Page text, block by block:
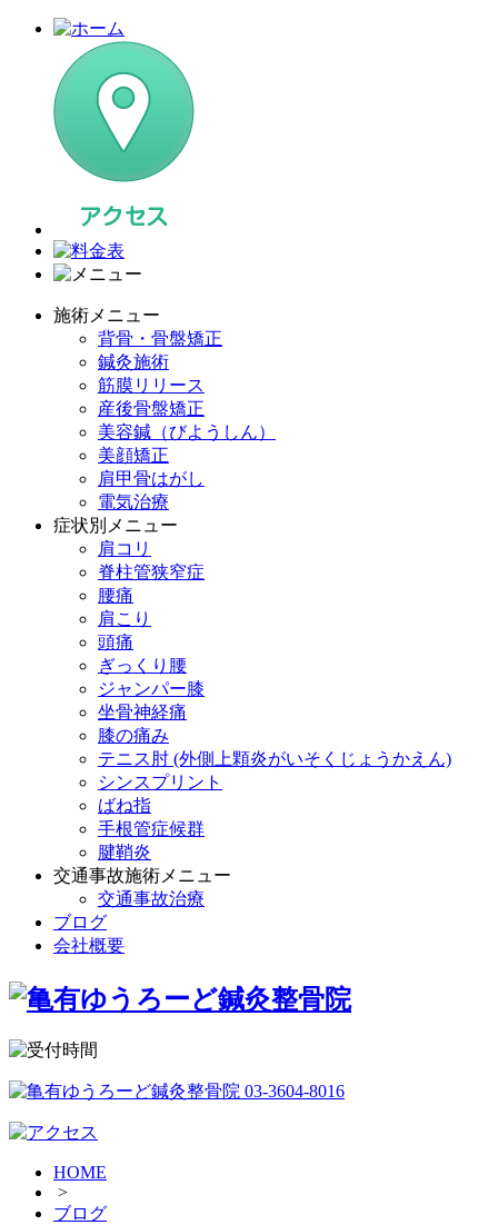
施術メニュー
背骨・骨盤矯正
鍼灸施術
筋膜リリース
産後骨盤矯正
美容鍼（びようしん）
美顔矯正
肩甲骨はがし
電気治療
症状別メニュー
肩コリ
脊柱管狭窄症
腰痛
肩こり
頭痛
ぎっくり腰
ジャンパー膝
坐骨神経痛
膝の痛み
テニス肘 (外側上顆炎がいそくじょうかえん)
シンスプリント
ばね指
手根管症候群
腱鞘炎
交通事故施術メニュー
交通事故治療
ブログ
会社概要
HOME
>
ブログ